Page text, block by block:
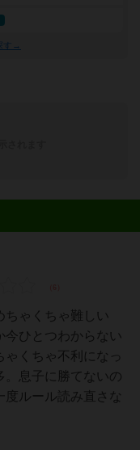
す→
ちゃくちゃ難しい
今ひとつわからない
ゃくちゃ不利になっ
。息子に勝てないの
ルール読み直さな